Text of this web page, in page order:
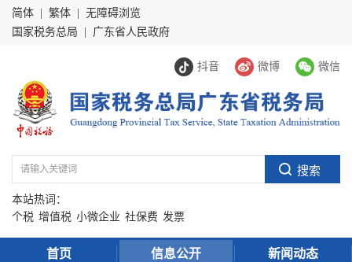
简体 繁体
无障碍浏览
国家税务总局
广东省人民政府
抖音 微博 微信
本站热词：
个税 增值税 小微企业 社保费 发票
首页 信息公开 新闻动态